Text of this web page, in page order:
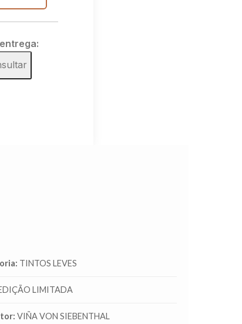
TINTOS LEVES
LIMITADA
VIÑA VON SIEBENTHAL